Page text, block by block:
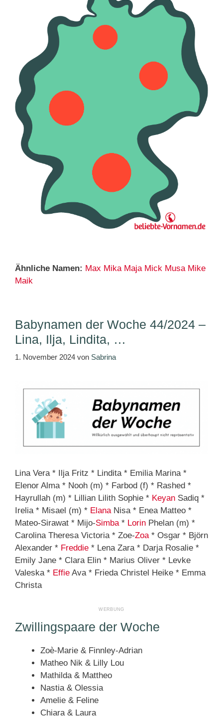
Ähnliche Namen: Max Mika Maja Mick Musa Mike
Maik
Babynamen der Woche 44/2024 –
Lina, Ilja, Lindita, …
1. November 2024 von Sabrina
Lina Vera * Ilja Fritz * Lindita * Emilia Marina *
Elenor Alma * Nooh (m) * Farbod (f) * Rashed *
Hayrullah (m) * Lillian Lilith Sophie * Keyan Sadiq *
Irelia * Misael (m) * ElanaNisa * Enea Matteo *
Mateo-Sirawat * Mijo-Simba* Lorin Phelan (m) *
Carolina Theresa Victoria * Zoe-Zoa* Osgar * Björn
Alexander * Freddie * Lena Zara * Darja Rosalie *
Emily Jane * Clara Elin * Marius Oliver * Levke
Valeska * Effie Ava * Frieda Christel Heike * Emma
Christa
Zwillingspaare der Woche
Zoè-Marie & Finnley-Adrian
Matheo Nik & Lilly Lou
Mathilda & Mattheo
Nastia & Olessia
Amelie & Feline
Chiara & Laura